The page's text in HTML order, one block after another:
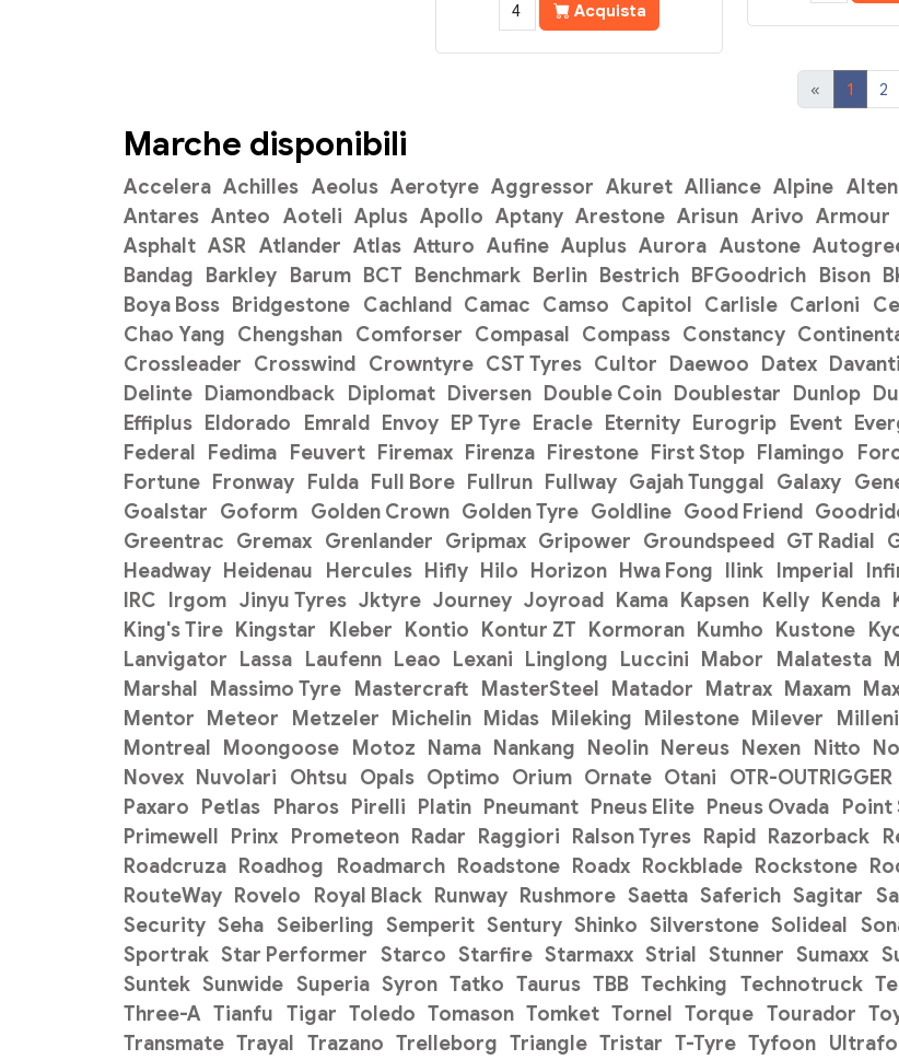
Acquista
« 1 2
Marche disponibili
Accelera Achilles Aeolus Aerotyre Aggressor Akuret Alliance Alpine
Antares Anteo Aoteli Aplus Apollo Aptany Arestone Arisun Arivo Armour
Asphalt ASR Atlander Atlas Atturo Aufine Auplus Aurora Austone
Bandag
Barkley Barum BCT Benchmark Berlin Bestrich BFGoodrich Bison
Boya Boss
Bridgestone Cachland Camac Camso Capitol Carlisle Carloni
Chao Yang Chengshan Comforser Compasal Compass Constancy
Crossleader Crosswind Crowntyre CST Tyres Cultor Daewoo Datex Davanti
Delinte
Diamondback Diplomat Diversen Double Coin Doublestar Dunlop
Effiplus
Eldorado Emrald Envoy EP Tyre Eracle Eternity Eurogrip Event
Federal
Fedima Feuvert Firemax Firenza Firestone First Stop Flamingo
Fortune
Fronway Fulda Full Bore Fullrun Fullway Gajah Tunggal Galaxy
Goalstar Goform Golden Crown Golden Tyre Goldline Good Friend
Greentrac Gremax Grenlander Gripmax Gripower Groundspeed GT Radial
Headway
Heidenau Hercules Hifly Hilo Horizon Hwa Fong Ilink Imperial
IRC
Irgom Jinyu Tyres Jktyre Journey Joyroad Kama Kapsen Kelly Kenda
King's Tire
Kingstar Kleber Kontio Kontur ZT Kormoran Kumho Kustone
Lanvigator
Lassa Laufenn Leao Lexani Linglong Luccini Mabor Malatesta
Marshal
Massimo Tyre Mastercraft MasterSteel Matador Matrax Maxam
Mentor
Meteor Metzeler Michelin Midas Mileking Milestone Milever
Montreal
Moongoose Motoz Nama Nankang Neolin Nereus Nexen Nitto
Novex
Nuvolari Ohtsu Opals Optimo Orium Ornate Otani OTR-OUTRIGGER
Paxaro
Petlas Pharos Pirelli Platin Pneumant Pneus Elite Pneus Ovada Point
Primewell
Prinx Prometeon Radar Raggiori Ralson Tyres Rapid Razorback
Roadcruza
Roadhog Roadmarch Roadstone Roadx Rockblade Rockstone
RouteWay
Rovelo Royal Black Runway Rushmore Saetta Saferich Sagitar
Security Seha Seiberling Semperit Sentury Shinko Silverstone Solideal
Sportrak Star Performer Starco Starfire Starmaxx Strial Stunner Sumaxx
Suntek Sunwide Superia Syron Tatko Taurus TBB Techking Technotruck
Three-A Tianfu Tigar Toledo Tomason Tomket Tornel Torque Tourador
Transmate Trayal Trazano Trelleborg Triangle Tristar T-Tyre Tyfoon